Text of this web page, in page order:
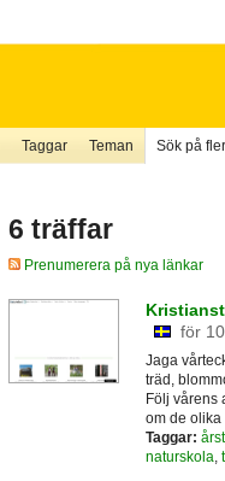
Taggar Teman Sök på
6 träffar
Prenumerera på nya länkar
för
Jaga
träd,
Följ vårens
om de olika
Taggar:
naturskola